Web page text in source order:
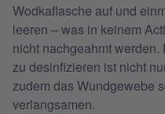
Wodkaflasche auf und
leeren – was in keinem
nicht nachgeahmt
zu desinfizieren ist nicht
zudem das Wundgewebe
verlangsamen.